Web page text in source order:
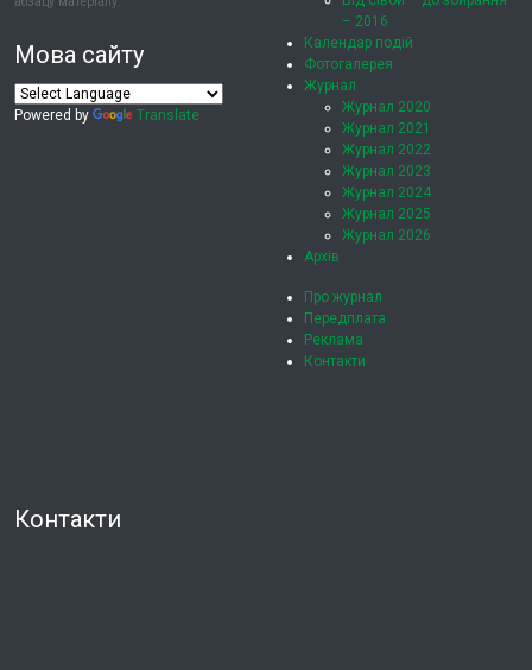
Мова сайту
Powered by Translate
– 2016
Календар подій
Фотогалерея
Журнал
Журнал 2020
Журнал 2021
Журнал 2022
Журнал 2023
Журнал 2024
Журнал 2025
Журнал 2026
Архів
Про журнал
Передплата
Реклама
Контакти
Контакти